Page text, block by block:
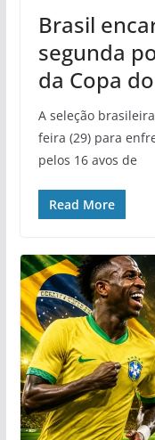
Brasil
segunda
da Copa
A seleção
feira (29) para
pelos 16 avos de
Read More